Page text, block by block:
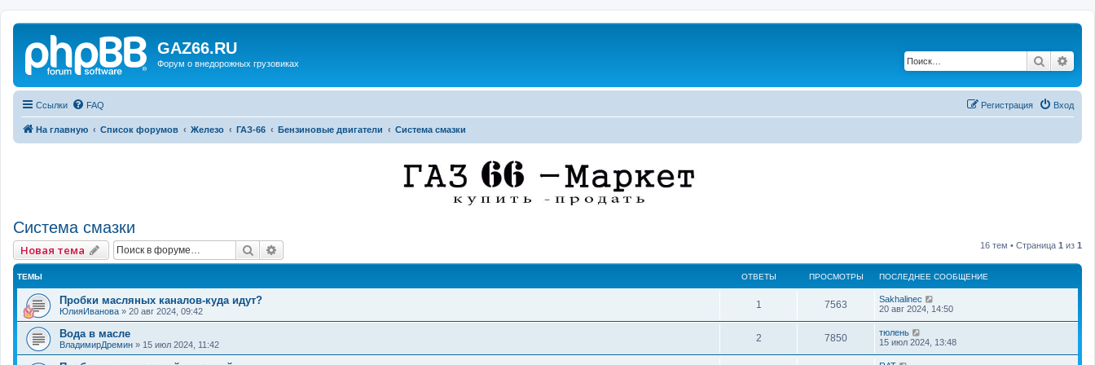
GAZ66.RU
Форум о внедорожных грузовиках Поиск
Ссылки FAQ Вход
Регистрация
На главную Список форумов Железо ГАЗ-66 Бензиновые двигатели Система смазки
Система смазки
Новая тема Поиск 16 тем • Страница 1 из 1
ТЕМЫ ОТВЕТЫ ПРОСМОТРЫ ПОСЛЕДНЕЕ СООБЩЕНИЕ
Пробки масляных каналов-куда идут?
ЮлияИванова » 20 авг 2024, 09:42
1 7563
Sakhalinec
20 авг 2024, 14:50
Вода в масле
ВладимирДремин » 15 июл 2024, 11:42
2 7850
тюлень
15 июл 2024, 13:48